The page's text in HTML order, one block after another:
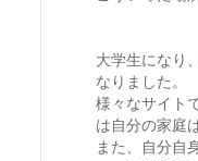
大学生になり
なりました。
様々なサイト
は自分の家庭
また、自分自